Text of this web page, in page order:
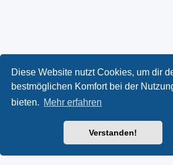
Diese Website nutzt Cookies, um dir
bestmöglichen Komfort bei der
bieten. Mehr erfahren
Verstanden!